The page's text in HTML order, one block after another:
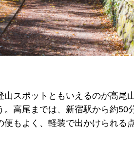
山スポットともいえるのが高尾
。高尾までは、新宿駅から約50
便もよく、軽装で出かけられる